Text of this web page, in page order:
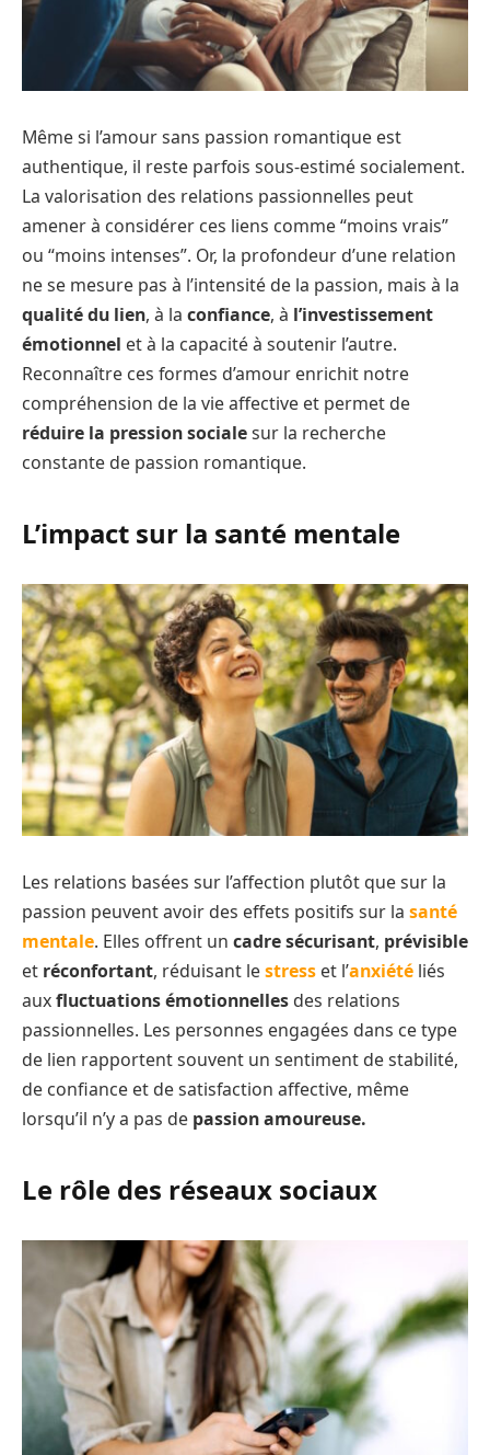
Même si l’amour sans passion romantique est
authentique, il reste parfois sous-estimé socialement.
La valorisation des relations passionnelles peut
amener à considérer ces liens comme “moins vrais”
ou “moins intenses”. Or, la profondeur d’une relation
ne se mesure pas à l’intensité de la passion, mais à la
qualité du lien, à la confiance, à l’investissement
émotionnel et à la capacité à soutenir l’autre.
Reconnaître ces formes d’amour enrichit notre
compréhension de la vie affective et permet de
réduire la pression socialesur la recherche
constante de passion romantique.
L’impact sur la santé mentale
Les relations basées sur l’affection plutôt que sur la
passion peuvent avoir des effets positifs sur la santé
mentale. Elles offrent un cadre sécurisant, prévisible
et réconfortant, réduisant lestress et l’anxiété liés
auxfluctuations émotionnelles des relations
passionnelles. Les personnes engagées dans ce type
de lien rapportent souvent un sentiment de stabilité,
de confiance et de satisfaction affective, même
lorsqu’il n’y a pas de passion amoureuse.
Le rôle des réseaux sociaux